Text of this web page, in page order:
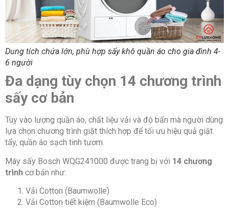
Thời gian kết thúc
Sấy yên tĩnh
biến tải
Đếm
ngược
thời
gian
Có
Dung tích chứa lớn, phù hợp sấy khô quần áo cho gia đình 4-
6 người
Đa dạng tùy chọn 14 chương trình
sấy cơ bản
Tùy vào lượng quần áo, chất liệu vải và độ bẩn mà người dùng
lựa chọn chương trình giặt thích hợp để tối ưu hiệu quả giặt
tẩy, quần áo sạch tinh tươm.
Máy sấy Bosch WQG241000 được trang bị với 14 chương
trình cơ bản như:
Vải Cotton (Baumwolle)
Vải Cotton tiết kiệm (Baumwolle Eco)